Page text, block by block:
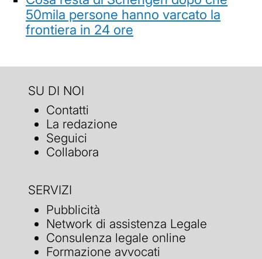
50mila persone hanno varcato la
frontiera in 24 ore
SU DI NOI
Contatti
La redazione
Seguici
Collabora
SERVIZI
Pubblicità
Network di assistenza Legale
Consulenza legale online
Formazione avvocati